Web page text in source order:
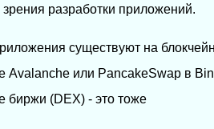
разработки приложений.
существуют на
Avalanche или PancakeSwap в
биржи (DEX) - это тоже